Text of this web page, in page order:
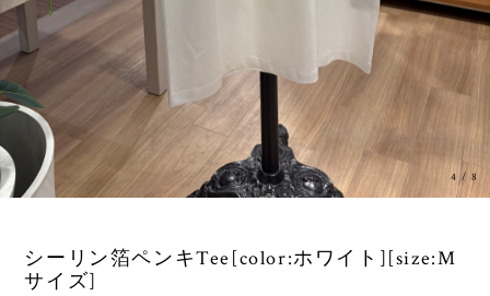
4/8
シーリン箔ペンキTee[color:ホワイト][size:M
サイズ]